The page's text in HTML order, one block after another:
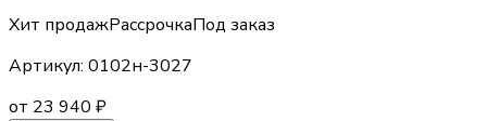
Хит продажРассрочкаПод заказ
Артикул: 0102н-3027
от 23 940 ₽